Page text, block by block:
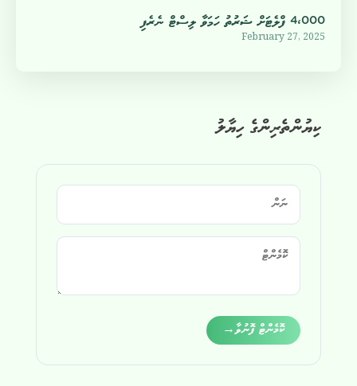
ކިޔުންތެރިންގެ ހިޔާލު
ކޮމެންޓް ފޮނުވާ→
4،000 ފްލެޓަށް ޝަރުތު ހަމަވާ ލިސްޓް ނެރެފި
February 27, 2025